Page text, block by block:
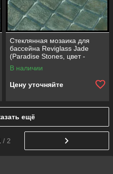
Стеклянная мозаика для
бассейна Reviglass Jade
(Paradise Stones, цвет -
зеленый-серый)
В наличии
Цену уточняйте
ещё
/ 2